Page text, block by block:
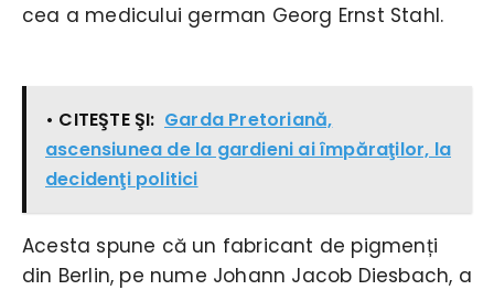
cea a medicului german Georg Ernst Stahl.
• CITEŞTE ŞI: Garda Pretoriană,
ascensiunea de la gardieni ai împăraţilor, la
decidenţi politici
Acesta spune că un fabricant de pigmenți
din Berlin, pe nume Johann Jacob Diesbach, a